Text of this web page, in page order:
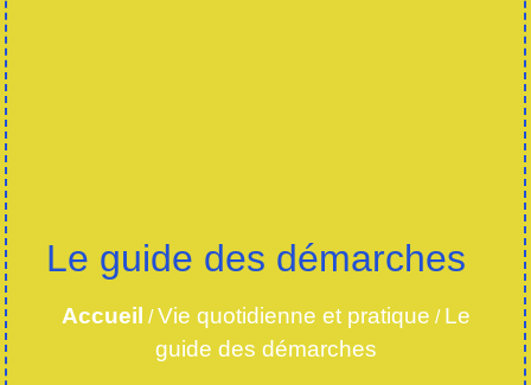
Le guide des démarches
Accueil /Vie quotidienne et pratique / Le
guide des démarches